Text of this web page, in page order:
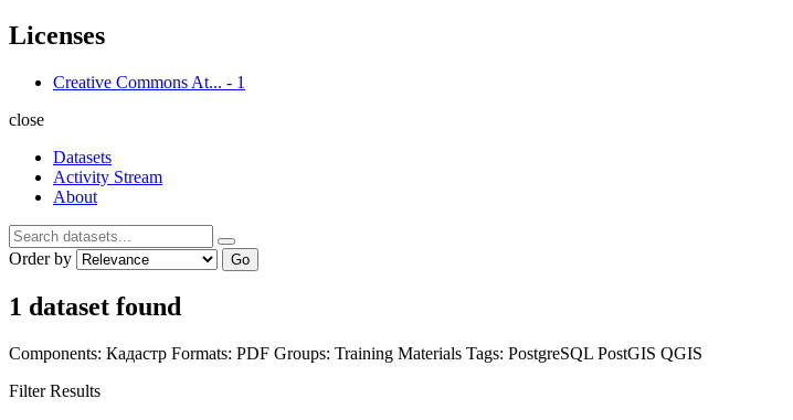
Licenses
Creative Commons At... - 1
close
Datasets
Activity Stream
About
Order by Go
1 dataset found
Components: Кадастр Formats: PDF Groups: Training Materials Tags: PostgreSQL PostGIS QGIS
Filter Results